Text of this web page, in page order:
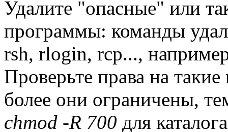
Удалите "опасные" или
программы: команды
rsh, rlogin, rcp...,
Проверьте права на
более они ограничены,
chmod -R 700 для